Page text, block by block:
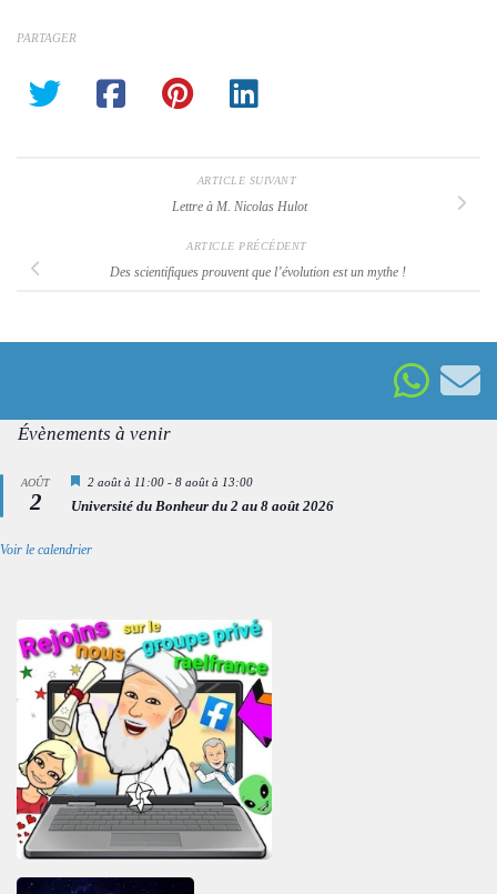
PARTAGER
ARTICLE SUIVANT
Lettre à M. Nicolas Hulot
ARTICLE PRÉCÉDENT
Des scientifiques prouvent que l’évolution est un mythe !
Évènements à venir
AOÛT
2
Mis
en
avant
2 août à 11:00 - 8 août à 13:00
Université du Bonheur du 2 au 8 août 2026
Voir le calendrier